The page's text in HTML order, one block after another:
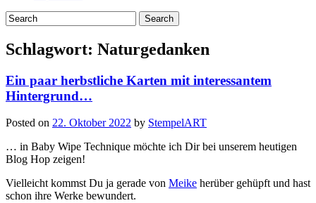
Schlagwort: Naturgedanken
Ein paar herbstliche Karten mit interessantem
Hintergrund…
Posted on 22. Oktober 2022 by StempelART
… in Baby Wipe Technique möchte ich Dir bei unserem heutigen
Blog Hop zeigen!
Vielleicht kommst Du ja gerade von Meike herüber gehüpft und hast
schon ihre Werke bewundert.